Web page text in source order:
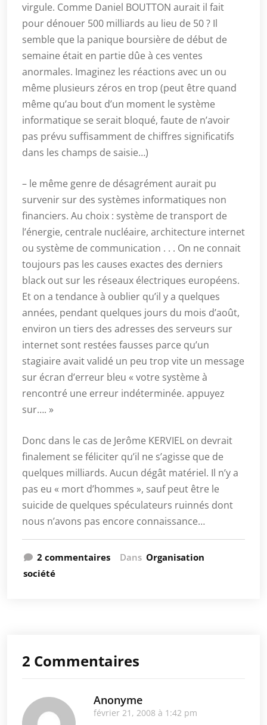
virgule. Comme Daniel BOUTTON aurait il fait
pour dénouer 500 milliards au lieu de 50 ? Il
semble que la panique boursière de début de
semaine était en partie dûe à ces ventes
anormales. Imaginez les réactions avec un ou
même plusieurs zéros en trop (peut être quand
même qu’au bout d’un moment le système
informatique se serait bloqué, faute de n’avoir
pas prévu suffisamment de chiffres significatifs
dans les champs de saisie…)
– le même genre de désagrément aurait pu
survenir sur des systèmes informatiques non
financiers. Au choix : système de transport de
l’énergie, centrale nucléaire, architecture internet
ou système de communication . . . On ne connait
toujours pas les causes exactes des derniers
black out sur les réseaux électriques européens.
Et on a tendance à oublier qu’il y a quelques
années, pendant quelques jours du mois d’août,
environ un tiers des adresses des serveurs sur
internet sont restées fausses parce qu’un
stagiaire avait validé un peu trop vite un message
sur écran d’erreur bleu « votre système à
rencontré une erreur indéterminée. appuyez
sur…. »
Donc dans le cas de Jerôme KERVIEL on devrait
finalement se féliciter qu’il ne s’agisse que de
quelques milliards. Aucun dégât matériel. Il n’y a
pas eu « mort d’hommes », sauf peut être le
suicide de quelques spéculateurs ruinnés dont
nous n’avons pas encore connaissance…
2 commentaires Dans Organisation
société
2 Commentaires
Anonyme
février 21, 2008 à 1:42 pm